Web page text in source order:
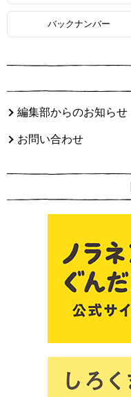
バックナンバー
編集部からのお知らせ
お問い合わせ